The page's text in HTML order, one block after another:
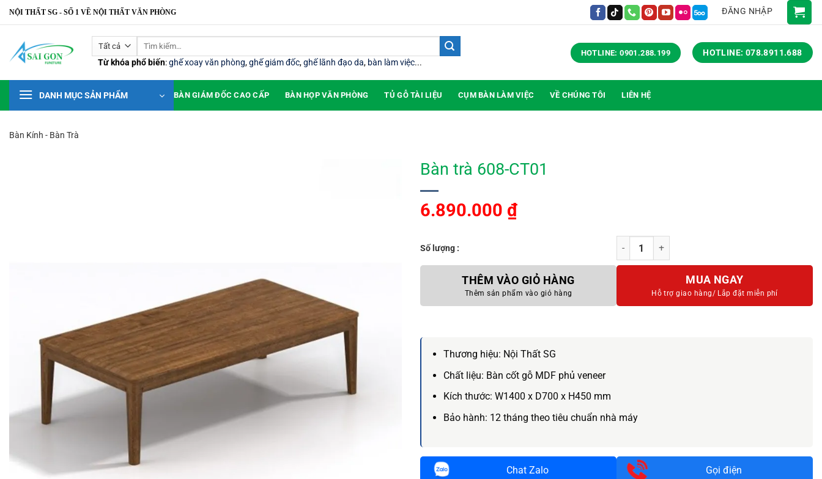
Bỏ
qua
dung
NỘI THẤT SG - SỐ 1 VỀ NỘI THẤT VĂN PHÒNG ĐĂNG NHẬP
Tìm
Từ khóa phổ biến:ghế xoay văn phòng,ghế giám đốc,ghế lãnh đạo da, bàn làm việc...
HOTLINE: 0901.288.199 HOTLINE: 078.8911.688
DANH MỤC SẢN PHẨM BÀN GIÁM ĐỐC CAO CẤP BÀN HỌP VĂN PHÒNG TỦ GỖ TÀI LIỆU CỤM BÀN LÀM VIỆC VỀ CHÚNG TÔI LIÊN HỆ
Bàn Kính - Bàn Trà
Bàn trà 608-CT01
6.890.000 ₫
Số lượng :
Bàn trà 608-CT01 số lượng
THÊM VÀO GIỎ HÀNG
Thêm sản phẩm vào giỏ hàng
MUA NGAY
Hỗ trợ giao hàng/ Lắp đặt miễn phí
Thương hiệu: Nội Thất SG
Chất liệu: Bàn cốt gỗ MDF phủ veneer
Kích thước: W1400 x D700 x H450 mm
Bảo hành: 12 tháng theo tiêu chuẩn nhà máy
Chat Zalo Gọi điện